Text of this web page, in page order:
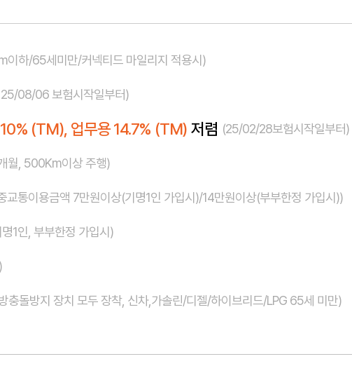
이하/65세미만/커넥티드 마일리지 적용시)
08/06 보험시작일부터)
(TM), 업무용 14.7% (TM) 저렴 (25/02/28보험시작일부터)
월, 500Km이상 주행)
교통이용금액 7만원이상(기명1인 가입시)/14만원이상(부부한정 가입시))
1인, 부부한정 가입시)
충돌방지 장치 모두 장착, 신차,가솔린/디젤/하이브리드/LPG 65세 미만)